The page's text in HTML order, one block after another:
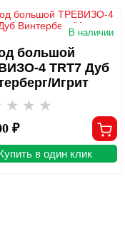
В наличии
большой
4 TRT7 Дуб
Игрит
₽
в один клик